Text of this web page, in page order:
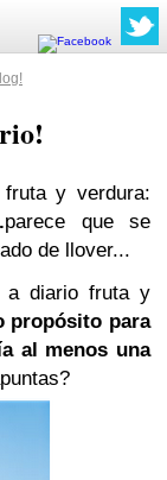
fruta y verdura:
parece que se
de llover...
a diario fruta y
propósito para
al menos una